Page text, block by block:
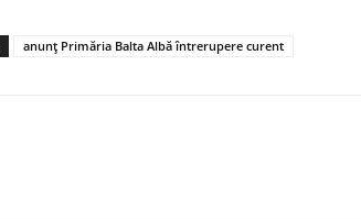
anunț Primăria Balta Albă întrerupere curent